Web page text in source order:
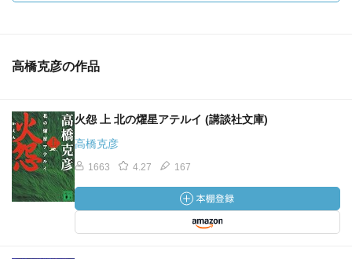
高橋克彦の作品
火怨 上 北の燿星アテルイ (講談社文庫)
高橋克彦
1663 4.27 167